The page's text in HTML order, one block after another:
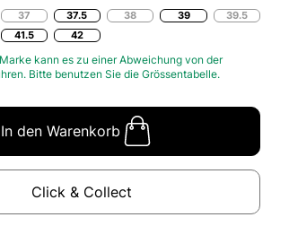
37 37.5 38 39
39.5
41.5 42
kann es zu einer Abweichung von der
Bitte benutzen Sie die Grössentabelle.
In den Warenkorb
Click & Collect